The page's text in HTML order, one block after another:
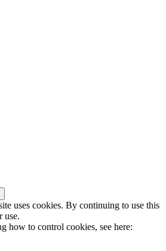
uses cookies. By continuing to use this
use.
how to control cookies, see here: